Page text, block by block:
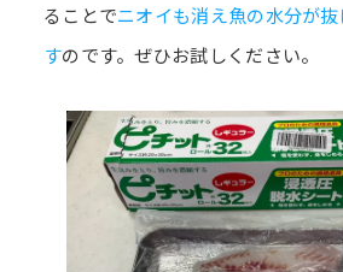
ることでニオイも消え魚の水分が
すのです。ぜひお試しください。